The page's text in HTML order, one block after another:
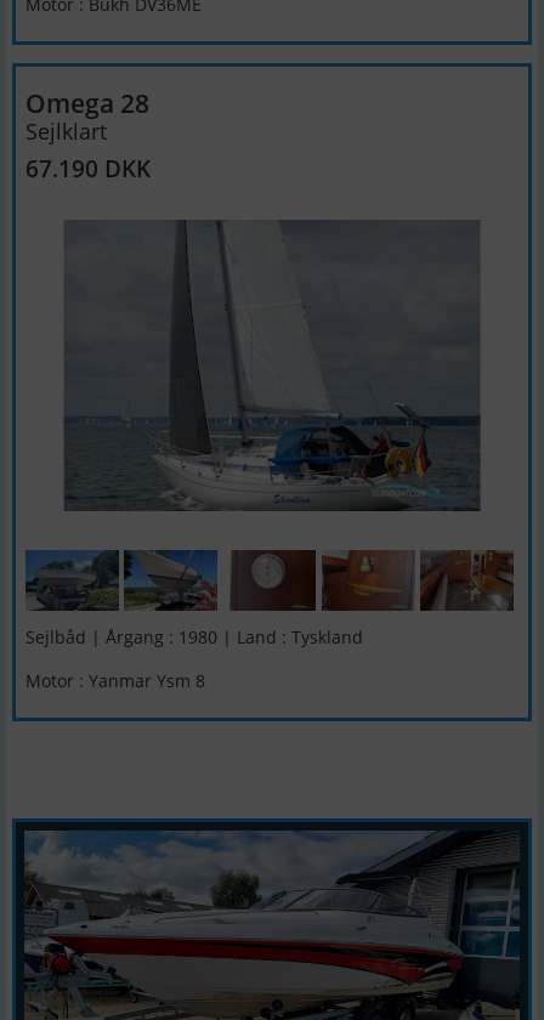
Motor : Bukh DV36ME
Omega 28
Sejlklart
67.190 DKK
Sejlbåd | Årgang : 1980 | Land : Tyskland
Motor : Yanmar Ysm 8